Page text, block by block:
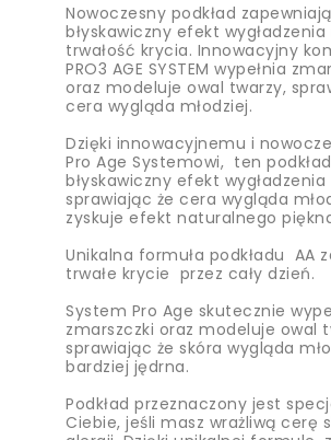
Nowoczesny podkład
błyskawiczny efekt
trwałość krycia. Innowacyjny
PRO3 AGE SYSTEM wypełnia
oraz modeluje owal twarzy,
cera wygląda młodziej.
Dzięki innowacyjnemu i
Pro Age Systemowi, ten
błyskawiczny efekt wygładzenia
sprawiając że cera wygląda
zyskuje efekt naturalnego
Unikalna formuła podkładu AA
trwałe krycie przez cały dzień.
System Pro Age skutecznie
zmarszczki oraz modeluje owal
sprawiając że skóra wygląda
bardziej jędrna.
Podkład przeznaczony jest
Ciebie, jeśli masz wrażliwą cerę